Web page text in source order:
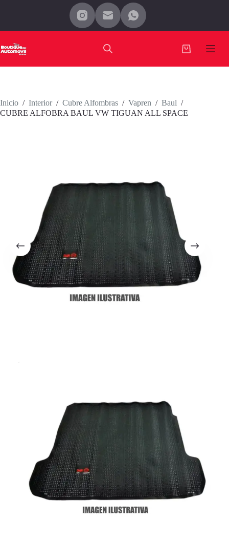
Carro
Inicio / Interior / Cubre Alfombras / Vapren / Baul /
CUBRE ALFOBRA BAUL VW TIGUAN ALL SPACE